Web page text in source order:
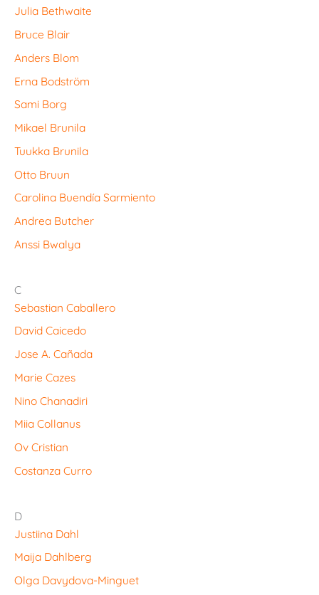
Julia Bethwaite
Bruce Blair
Anders Blom
Erna Bodström
Sami Borg
Mikael Brunila
Tuukka Brunila
Otto Bruun
Carolina Buendía Sarmiento
Andrea Butcher
Anssi Bwalya
C
Sebastian Caballero
David Caicedo
Jose A. Cañada
Marie Cazes
Nino Chanadiri
Miia Collanus
Ov Cristian
Costanza Curro
D
Justiina Dahl
Maija Dahlberg
Olga Davydova-Minguet